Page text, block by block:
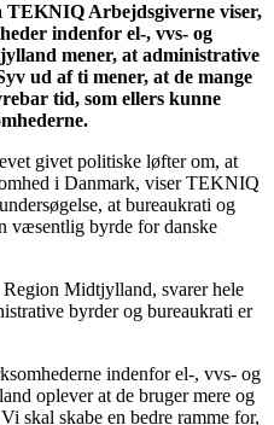
TEKNIQ Arbejdsgiverne viser,
indenfor el-, vvs- og
mener, at administrative
ud af ti mener, at de mange
tid, som ellers kunne
givet politiske løfter om, at
i Danmark, viser TEKNIQ
at bureaukrati og
væsentlig byrde for danske
Midtjylland, svarer hele
byrder og bureaukrati er
indenfor el-, vvs- og
oplever at de bruger mere og
skal skabe en bedre ramme for,